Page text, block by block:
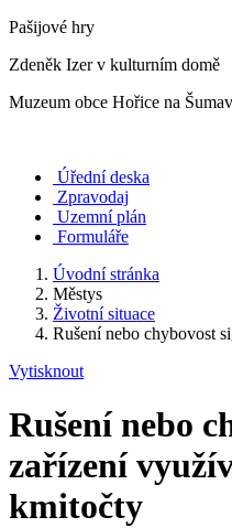
Pašijové hry
Zdeněk Izer v kulturním domě
Muzeum obce Hořice na
Úřední deska
Zpravodaj
Uzemní plán
Formuláře
Úvodní stránka
Městys
Životní situace
Rušení nebo chybovost
Vytisknout
Rušení nebo
zařízení
kmitočty